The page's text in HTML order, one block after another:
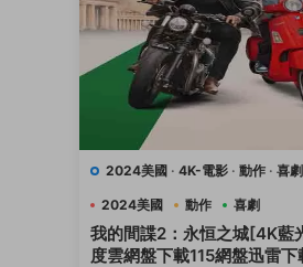
2024美國 · 4K-電影 · 動作 · 喜劇
2024美國 動作 喜劇
我的間諜2：永恒之城[4K藍
度雲網盤下載115網盤迅雷